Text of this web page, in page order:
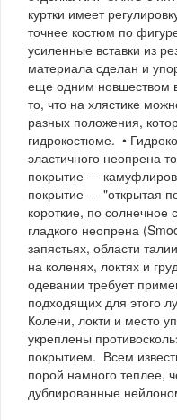
куртки имеет
точнее костюм по
усиленные вставки из
материала сделан и
еще одним новшеством
то, что на хлястике
разных положения,
гидрокостюме. •
эластичного неопрена
покрытие ―
покрытие ― "открытая
короткие, по
гладкого неопрена
запястьях, области
на коленях, локтях и
одевании требует
подходящих для этого
Колени, локти и место
укреплены
покрытием. Всем
порой намного теплее,
дублированные